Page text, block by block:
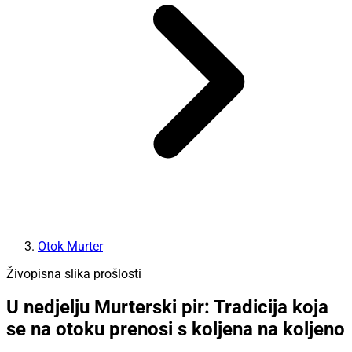
Otok Murter
Živopisna slika prošlosti
U nedjelju Murterski pir: Tradicija koja
se na otoku prenosi s koljena na koljeno